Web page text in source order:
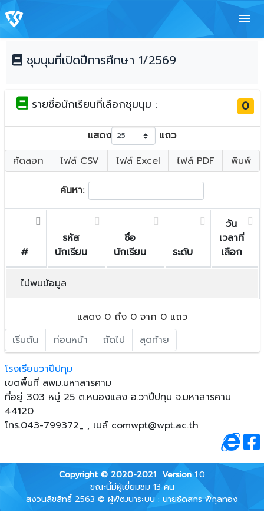
menu
ชุมนุมที่เปิดปีการศึกษา 1/2569
รายชื่อนักเรียนที่เลือกชุมนุม : 0
แสดง
แถว
คัดลอก
ไฟล์ CSV ไฟล์ Excel ไฟล์ PDF พิมพ์
ค้นหา:
#
รหัส
นักเรียน
ชื่อ
นักเรียน
ระดับ
วัน
เวลาที่
เลือก
ไม่พบข้อมูล
แสดง 0 ถึง 0 จาก 0 แถว
เริ่มต้น
ก่อนหน้า ถัดไป สุดท้าย
โรงเรียนวาปีปทุม
เขตพื้นที่ สพม.มหาสารคาม
ที่อยู่ 303 หมู่ 25 ต.หนองแสง อ.วาปีปทุม จ.มหาสารคาม
44120
โทร.043-799372_ , เมล์ comwpt@wpt.ac.th
Copyright © 2020-2021 Version1.0
ขณะนี้มีผู้เยี่ยมชม 13 คน
สงวนลิขสิทธิ์ 2563 © ผู้พัฒนาระบบ : นายชัดสกร พิกุลทอง